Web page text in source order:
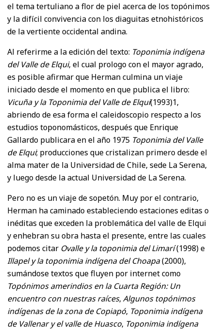
el tema tertuliano a flor de piel acerca de los topónimos
y la difícil convivencia con los diaguitas etnohistóricos
de la vertiente occidental andina.
Al referirme a la edición del texto: Toponimia indígena
del Valle de Elqui, el cual prologo con el mayor agrado,
es posible afirmar que Herman culmina un viaje
iniciado desde el momento en que publica el libro:
Vicuña y la Toponimia del Valle de Elqui(1993)1,
abriendo de esa forma el caleidoscopio respecto a los
estudios toponomásticos, después que Enrique
Gallardo publicara en el año 1975 Toponimia del Valle
de Elqui; producciones que cristalizan primero desde el
alma mater de la Universidad de Chile, sede La Serena,
y luego desde la actual Universidad de La Serena.
Pero no es un viaje de sopetón. Muy por el contrario,
Herman ha caminado estableciendo estaciones editas o
inéditas que exceden la problemática del valle de Elqui
y enhebran su obra hasta el presente, entre las cuales
podemos citar Ovalle y la toponimia del Limarí(1998) e
Illapel y la toponimia indígena del Choapa(2000),
sumándose textos que fluyen por internet como
Topónimos amerindios en la Cuarta Región: Un
encuentro con nuestras raíces, Algunos topónimos
indígenas de la zona de Copiapó, Toponimia indígena
de Vallenar y el valle de Huasco, Toponimia indígena